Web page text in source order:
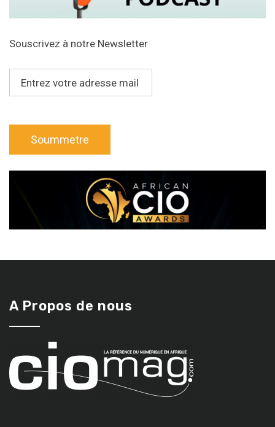
Souscrivez à notre Newsletter
A Propos de nous